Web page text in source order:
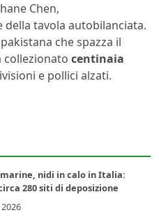
Chen,
tavola autobilanciata.
che spazza il
collezionato centinaia
e pollici alzati.
nidi in calo in Italia:
280 siti di deposizione